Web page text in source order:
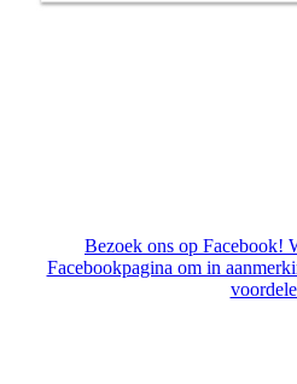
Bezoek ons op Facebook!
Facebookpagina om in